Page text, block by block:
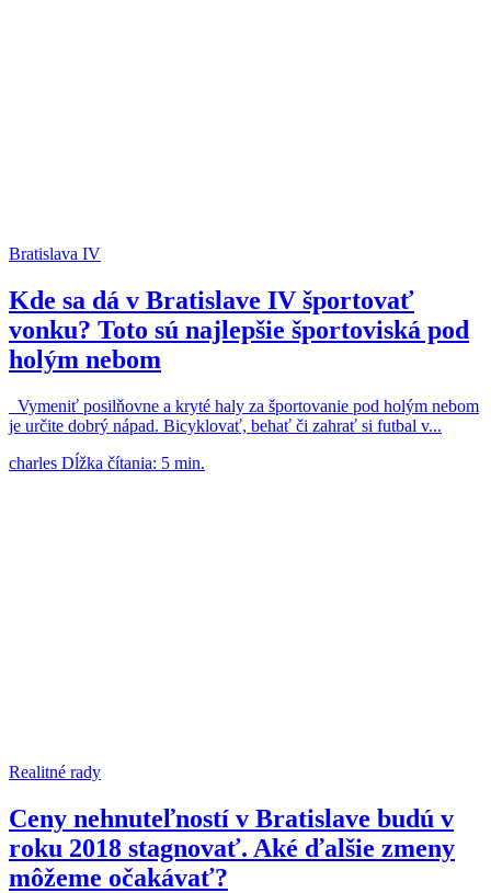
Bratislava IV
Kde sa dá v Bratislave IV športovať
vonku? Toto sú najlepšie športoviská pod
holým nebom
Vymeniť posilňovne a kryté haly za športovanie pod holým nebom
je určite dobrý nápad. Bicyklovať, behať či zahrať si futbal v...
charles Dĺžka čítania: 5 min.
Realitné rady
Ceny nehnuteľností v Bratislave budú v
roku 2018 stagnovať. Aké ďalšie zmeny
môžeme očakávať?